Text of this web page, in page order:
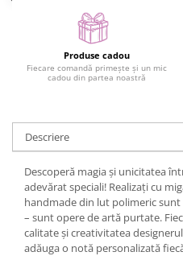
Produse cadou
Fiecare comandă primește și un mic
cadou din partea noastră
Descriere
Descoperă magia și unicitatea
adevărat speciali! Realizați cu
handmade din lut polimeric
– sunt opere de artă purtate.
calitate și creativitatea
adăuga o notă personalizată